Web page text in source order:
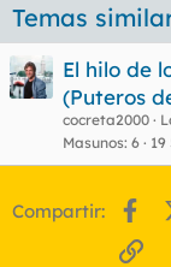
Temas
El hilo de
(Puteros
cocreta2000
Masunos 6 19
Compartir: